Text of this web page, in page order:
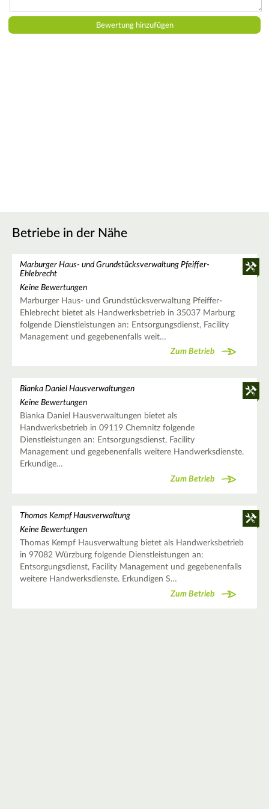
Betriebe in der Nähe
Marburger Haus- und Grundstücksverwaltung Pfeiffer-
Ehlebrecht
Keine Bewertungen
Marburger Haus- und Grundstücksverwaltung Pfeiffer-
Ehlebrecht bietet als Handwerksbetrieb in 35037 Marburg
folgende Dienstleistungen an: Entsorgungsdienst, Facility
Management und gegebenenfalls weit…
Zum Betrieb
Bianka Daniel Hausverwaltungen
Keine Bewertungen
Bianka Daniel Hausverwaltungen bietet als
Handwerksbetrieb in 09119 Chemnitz folgende
Dienstleistungen an: Entsorgungsdienst, Facility
Management und gegebenenfalls weitere Handwerksdienste.
Erkundige…
Zum Betrieb
Thomas Kempf Hausverwaltung
Keine Bewertungen
Thomas Kempf Hausverwaltung bietet als Handwerksbetrieb
in 97082 Würzburg folgende Dienstleistungen an:
Entsorgungsdienst, Facility Management und gegebenenfalls
weitere Handwerksdienste. Erkundigen S…
Zum Betrieb